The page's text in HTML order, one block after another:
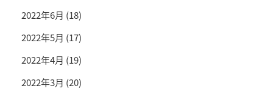
2022年6月 (18)
2022年5月 (17)
2022年4月 (19)
2022年3月 (20)